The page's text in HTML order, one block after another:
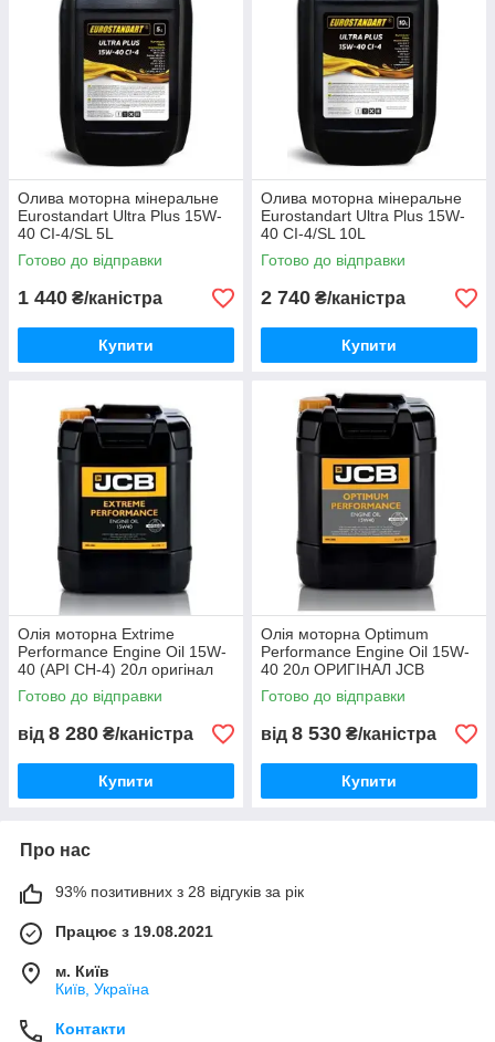
Олива моторна мінеральне
Eurostandart Ultra Plus 15W-
40 CІ-4/SL 5L
Готово до відправки
1 440 ₴/каністра
Купити
Олива моторна мінеральне
Eurostandart Ultra Plus 15W-
40 CІ-4/SL 10L
Готово до відправки
2 740 ₴/каністра
Купити
Олія моторна Extrime
Performance Engine Oil 15W-
40 (API CH-4) 20л оригінал
JCB
Готово до відправки
від 8 280 ₴/каністра
Купити
Олія моторна Optimum
Performance Engine Oil 15W-
40 20л ОРИГІНАЛ JCB
Готово до відправки
від 8 530 ₴/каністра
Купити
Про нас
93% позитивних з 28 відгуків за рік
Працює з 19.08.2021
м. Київ
Київ, Україна
Контакти